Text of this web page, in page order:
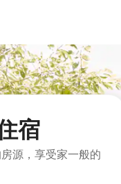
宿
源，享受家一般的